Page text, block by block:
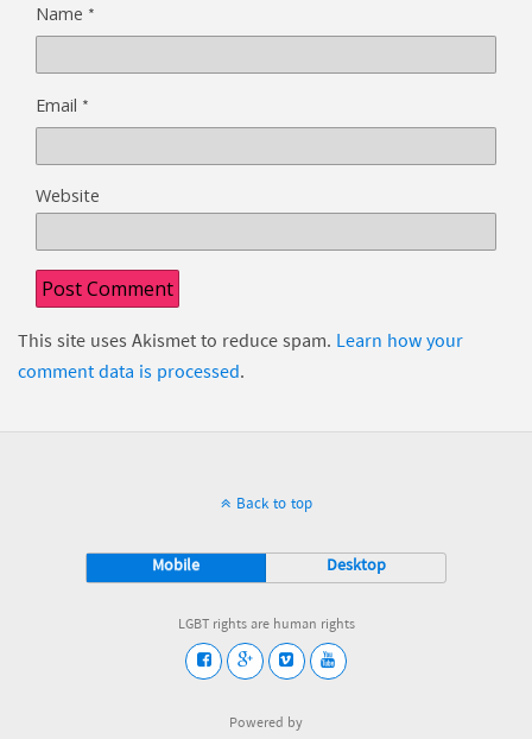
Name *
Email *
Website
This site uses Akismet to reduce spam. Learn how your
comment data is processed.
Back to top
Mobile Desktop
LGBT rights are human rights
Powered by